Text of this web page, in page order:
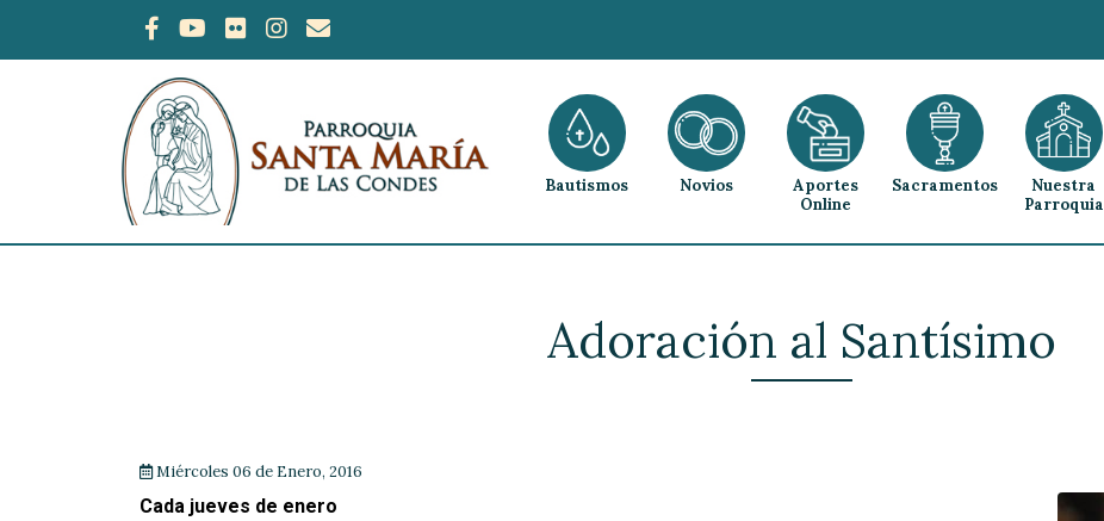
Bautismos Novios
Aportes
Online
Sacramentos
Nuestra
Parroquia
Adoración al Santísimo
Miércoles 06 de Enero, 2016
Cada jueves de enero